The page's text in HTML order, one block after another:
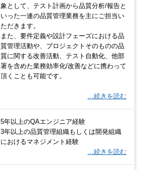
象として、テスト計画から品質分析/報告と
いった一連の品質管理業務を主にご担当い
ただきます。
また、要件定義や設計フェーズにおける品
質管理活動や、プロジェクトそのものの品
質に関する改善活動、テスト自動化、他部
署を含めた業務効率化/改善などに携わって
頂くことも可能です。
…続きを読む
5年以上のQAエンジニア経験
3年以上の品質管理組織もしくは開発組織
におけるマネジメント経験
…続きを読む